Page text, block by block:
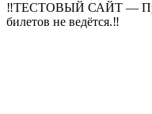
‼ТЕСТОВЫЙ САЙТ —
билетов не ведётся.‼